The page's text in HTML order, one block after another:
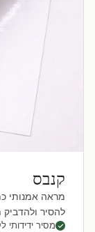
קנבס
מראה אמנותי
להסיר
מסיר ידידותי